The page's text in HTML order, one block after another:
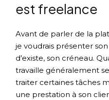
est freelance
Avant de parler de la
je voudrais présenter
d’existe, son créneau.
travaille généralement
traiter certaines tâches
une prestation à son